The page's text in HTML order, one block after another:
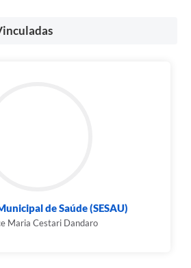
de Saúde (SESAU)
Maria Cestari Dandaro